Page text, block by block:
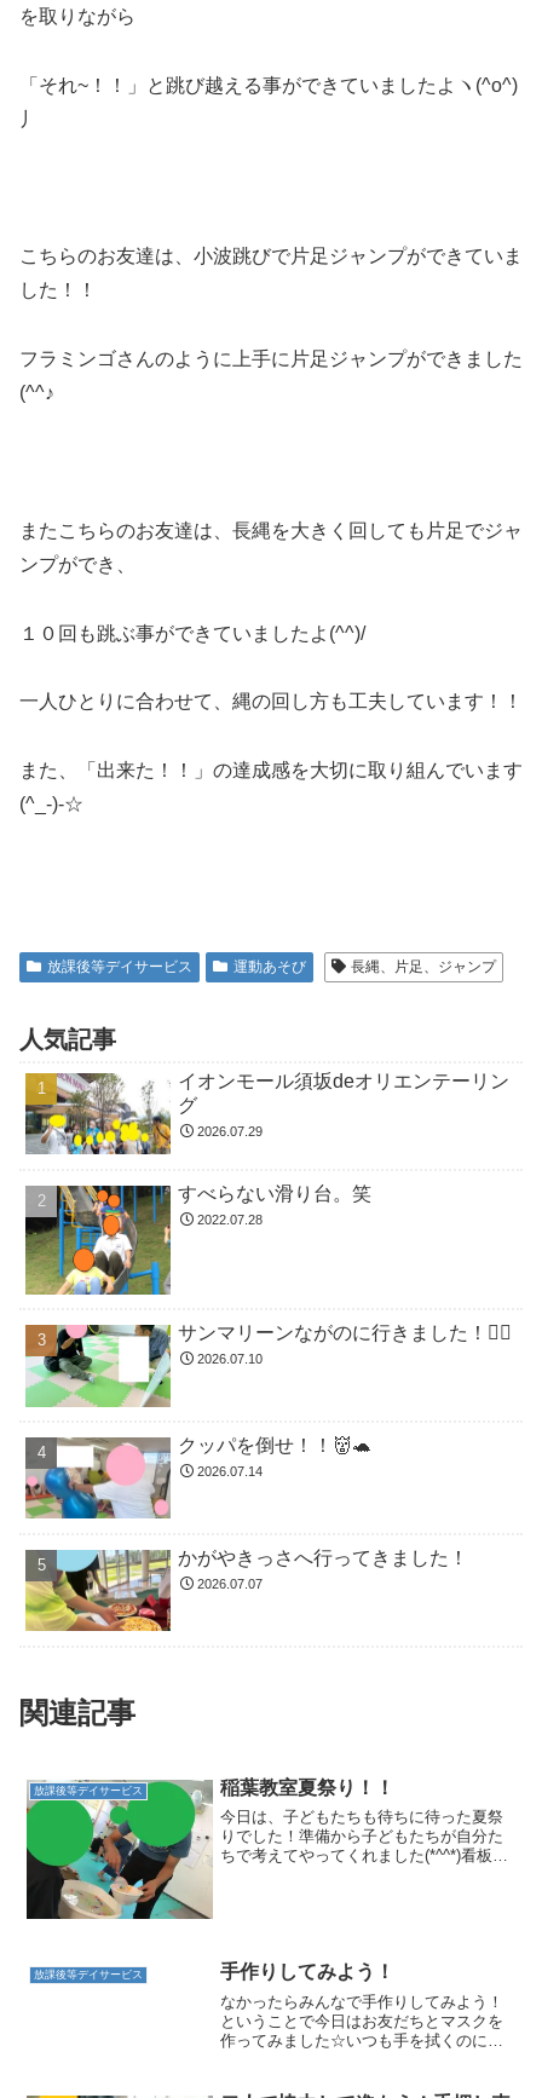
を取りながら
「それ~！！」と跳び越える事ができていましたよヽ(^o^)
丿
こちらのお友達は、小波跳びで片足ジャンプができていま
した！！
フラミンゴさんのように上手に片足ジャンプができました
(^^♪
またこちらのお友達は、長縄を大きく回しても片足でジャ
ンプができ、
１０回も跳ぶ事ができていましたよ(^^)/
一人ひとりに合わせて、縄の回し方も工夫しています！！
また、「出来た！！」の達成感を大切に取り組んでいます
(^_-)-☆
放課後等デイサービス 運動あそび 長縄、片足、ジャンプ
人気記事
イオンモール須坂deオリエンテーリン
グ
2026.07.29
すべらない滑り台。笑
2022.07.28
サンマリーンながのに行きました！🏊🏻
2026.07.10
クッパを倒せ！！👹🐢
2026.07.14
かがやきっさへ行ってきました！
2026.07.07
関連記事
放課後等デイサービス 稲葉教室夏祭り！！
今日は、子どもたちも待ちに待った夏祭
りでした！準備から子どもたちが自分た
ちで考えてやってくれました(*^^*)看板も
放課後等デイサービス 手作りしてみよう！
なかったらみんなで手作りしてみよう！
ということで今日はお友だちとマスクを
作ってみました☆いつも手を拭くのに使